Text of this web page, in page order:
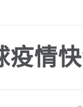
疫情